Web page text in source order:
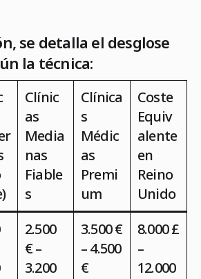
se detalla el desglose
la técnica:
Clínic
as
Media
nas
Fiable
s
Clínica
s
Médic
as
Premi
um
Coste
Equiv
alente
en
Reino
Unido
2.500
€ –
3.200
3.500 €
– 4.500
€
8.000 £
–
12.000